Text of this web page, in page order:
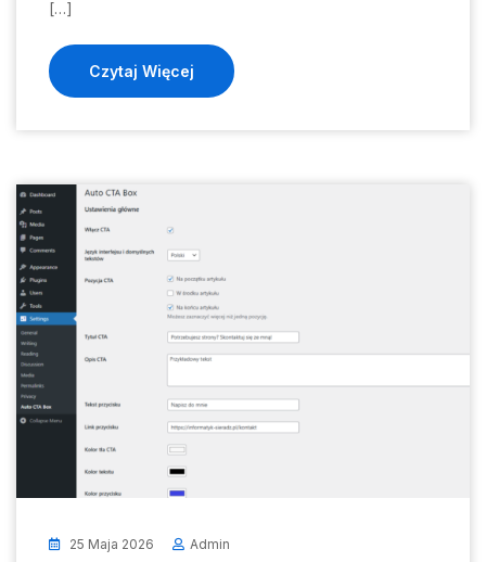
[…]
Czytaj Więcej
25 Maja 2026 Admin